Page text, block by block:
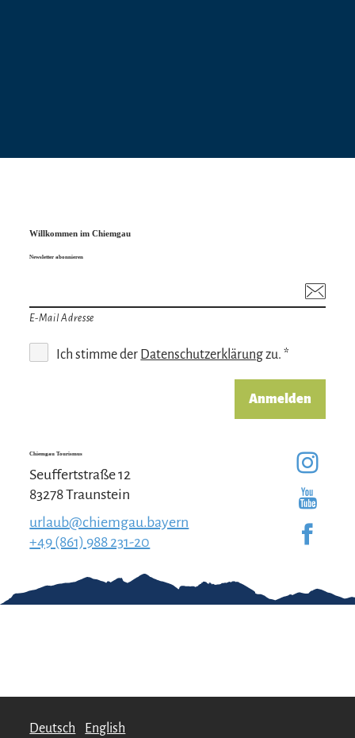
Willkommen im Chiemgau
Newsletter abonnieren
E-Mail Adresse
Ich stimme der Datenschutzerklärungzu. *
Anmelden
Chiemgau Tourismus
Seuffertstraße 12
83278 Traunstein
urlaub@chiemgau.bayern
+49 (861) 988 231-20
Deutsch English